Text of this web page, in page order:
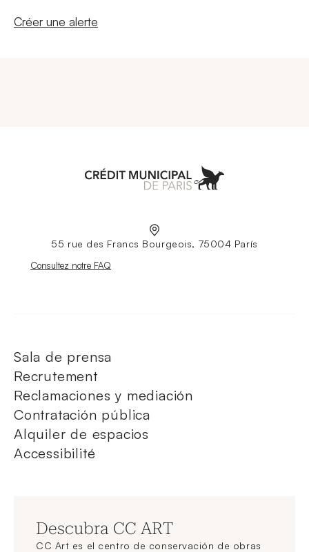
Nouvelle fenêtre
Créer une alerte
55 rue des Francs Bourgeois, 75004 París
Nouvelle fenêtre
Consultez notre FAQ
Sala de prensa
Recrutement
Reclamaciones y mediación
Contratación pública
Alquiler de espacios
Accessibilité
Descubra CC ART
CC Art es el centro de conservación de obras